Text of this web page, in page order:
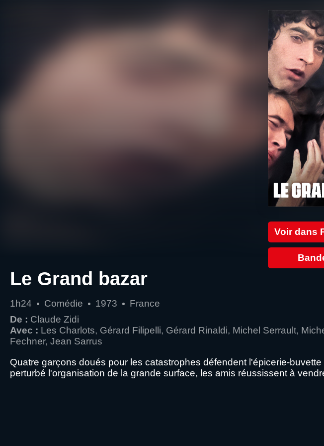
Voir dans
Le Grand bazar
1h24 Comédie 1973
France
De : Claude Zidi
Avec : Les Charlots, Gérard Filipelli, Gérard Rinaldi, Michel Serrault,
Fechner, Jean Sarrus
Quatre garçons doués pour les catastrophes défendent l'épicerie-
perturbé l'organisation de la grande surface, les amis réussissent à